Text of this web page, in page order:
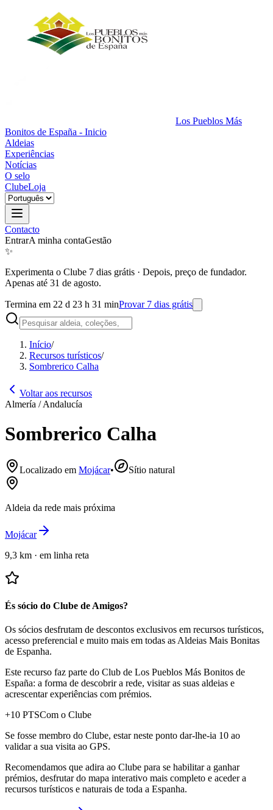
Los Pueblos Más
Bonitos de España - Inicio
Aldeias
Experiências
Notícias
O selo
ClubeLoja
Contacto
EntrarA minha contaGestão
✨
Experimenta o Clube 7 dias grátis · Depois, preço de fundador.
Apenas até 31 de agosto.
Termina em 22 d 23 h 31 minProvar 7 dias grátis
Início/
Recursos turísticos/
Sombrerico Calha
Voltar aos recursos
Almería / Andalucía
Sombrerico Calha
Localizado em Mojácar• Sítio natural
Aldeia da rede mais próxima
Mojácar
9,3 km · em linha reta
És sócio do Clube de Amigos?
Os sócios desfrutam de descontos exclusivos em recursos turísticos,
acesso preferencial e muito mais em todas as Aldeias Mais Bonitas
de Espanha.
Este recurso faz parte do Club de Los Pueblos Más Bonitos de
España: a forma de descobrir a rede, visitar as suas aldeias e
acrescentar experiências com prémios.
+10 PTSCom o Clube
Se fosse membro do Clube, estar neste ponto dar-lhe-ia 10 ao
validar a sua visita ao GPS.
Recomendamos que adira ao Clube para se habilitar a ganhar
prémios, desfrutar do mapa interativo mais completo e aceder a
recursos turísticos e naturais de toda a Espanha.